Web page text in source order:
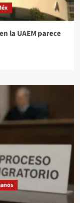
la UAEM parece